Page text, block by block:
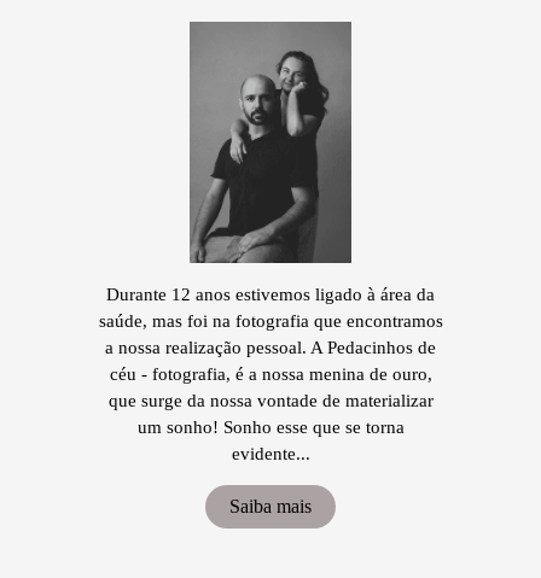
Durante 12 anos estivemos ligado à área da
saúde, mas foi na fotografia que encontramos
a nossa realização pessoal. A Pedacinhos de
céu - fotografia, é a nossa menina de ouro,
que surge da nossa vontade de materializar
um sonho! Sonho esse que se torna
evidente...
Saiba mais